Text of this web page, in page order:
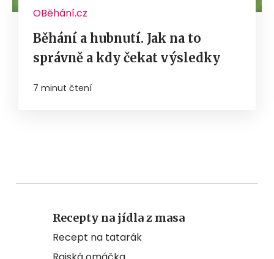
OBěhání.cz
Běhání a hubnutí. Jak na to
správně a kdy čekat výsledky
7 minut čtení
Recepty na jídla z masa
Recept na tatarák